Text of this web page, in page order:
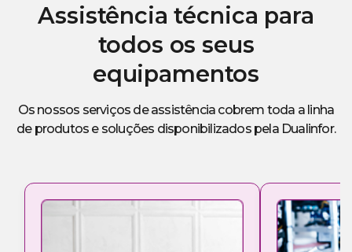
Assistência técnica para
todos os seus
equipamentos
Os nossos serviços de assistência cobrem toda a linha
de produtos e soluções disponibilizados pela Dualinfor.